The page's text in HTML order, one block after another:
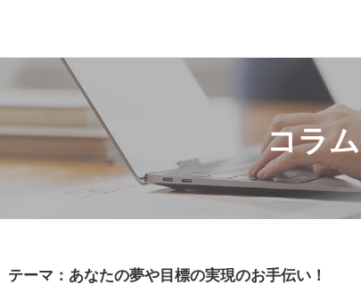
コラム
テーマ：あなたの夢や目標の実現のお手伝い！